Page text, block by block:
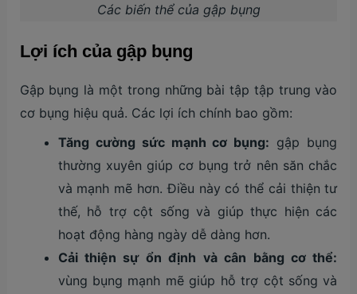
Các biến thể của gập bụng
Lợi ích của gập bụng
Gập bụng là một trong những bài tập tập trung vào
cơ bụng hiệu quả. Các lợi ích chính bao gồm:
Tăng cường sức mạnh cơ bụng: gập bụng
thường xuyên giúp cơ bụng trở nên săn chắc
và mạnh mẽ hơn. Điều này có thể cải thiện tư
thế, hỗ trợ cột sống và giúp thực hiện các
hoạt động hàng ngày dễ dàng hơn.
Cải thiện sự ổn định và cân bằng cơ thể:
vùng bụng mạnh mẽ giúp hỗ trợ cột sống và